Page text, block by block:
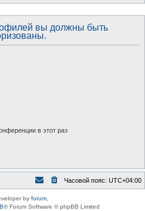
вы должны быть
в этот раз
Часовой пояс: UTC+04:00
by forum,
® Forum Software © phpBB Limited